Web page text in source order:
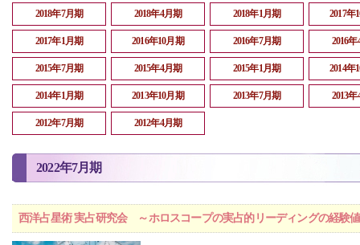
2018年7月期 2018年4月期 2018年1月期 2017年
2017年1月期 2016年10月期 2016年7月期 2016
2015年7月期 2015年4月期 2015年1月期 2014年
2014年1月期 2013年10月期 2013年7月期 2013
2012年7月期 2012年4月期
2022年7月期
西洋占星術 実占研究会 ～ホロスコープの実占的リーディングの経験